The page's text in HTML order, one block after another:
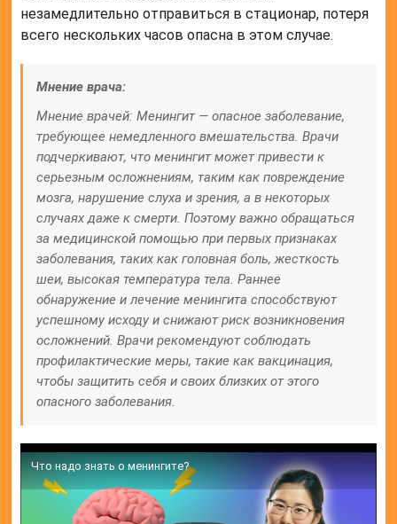
незамедлительно отправиться в стационар, потеря
всего нескольких часов опасна в этом случае.
Мнение врача:
Мнение врачей: Менингит — опасное заболевание,
требующее немедленного вмешательства. Врачи
подчеркивают, что менингит может привести к
серьезным осложнениям, таким как повреждение
мозга, нарушение слуха и зрения, а в некоторых
случаях даже к смерти. Поэтому важно обращаться
за медицинской помощью при первых признаках
заболевания, таких как головная боль, жесткость
шеи, высокая температура тела. Раннее
обнаружение и лечение менингита способствуют
успешному исходу и снижают риск возникновения
осложнений. Врачи рекомендуют соблюдать
профилактические меры, такие как вакцинация,
чтобы защитить себя и своих близких от этого
опасного заболевания.
Что надо знать о менингите?